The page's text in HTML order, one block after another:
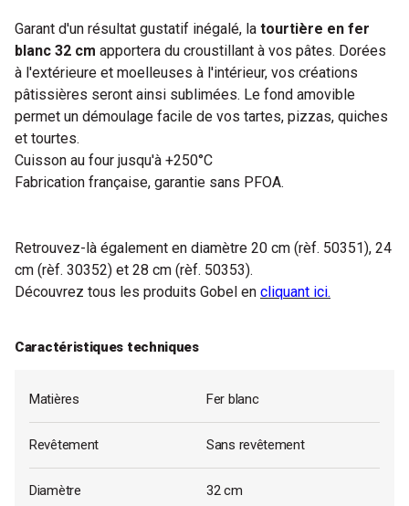
Garant d'un résultat gustatif inégalé, la tourtière en fer
blanc 32 cm apportera du croustillant à vos pâtes. Dorées
à l'extérieure et moelleuses à l'intérieur, vos créations
pâtissières seront ainsi sublimées. Le fond amovible
permet un démoulage facile de vos tartes, pizzas, quiches
et tourtes.
Cuisson au four jusqu'à +250°C
Fabrication française, garantie sans PFOA.
Retrouvez-là également en diamètre 20 cm (rèf. 50351), 24
cm (rèf. 30352) et 28 cm (rèf. 50353).
Découvrez tous les produits Gobel en cliquant ici.
Caractéristiques techniques
Matières Fer blanc
Revêtement Sans revêtement
Diamètre 32 cm